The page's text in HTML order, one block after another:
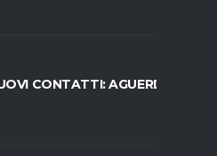
CONTATTI: AGUERD È